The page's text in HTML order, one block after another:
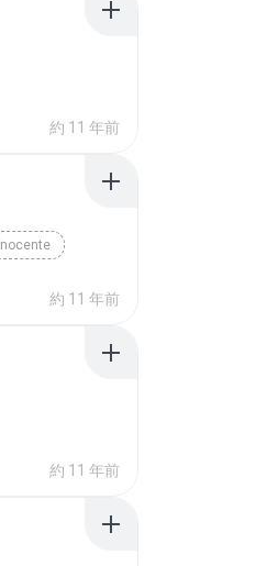
約 11 年前
Inocente
約 11 年前
約 11 年前